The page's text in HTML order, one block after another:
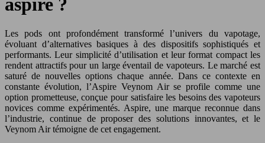
aspire ?
Les pods ont profondément transformé l’univers du vapotage,
évoluant d’alternatives basiques à des dispositifs sophistiqués et
performants. Leur simplicité d’utilisation et leur format compact les
rendent attractifs pour un large éventail de vapoteurs. Le marché est
saturé de nouvelles options chaque année. Dans ce contexte en
constante évolution, l’Aspire Veynom Air se profile comme une
option prometteuse, conçue pour satisfaire les besoins des vapoteurs
novices comme expérimentés. Aspire, une marque reconnue dans
l’industrie, continue de proposer des solutions innovantes, et le
Veynom Air témoigne de cet engagement.